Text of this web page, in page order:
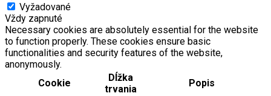
Vyžadované
Vždy zapnuté
Necessary cookies are absolutely essential for the website
to function properly. These cookies ensure basic
functionalities and security features of the website,
anonymously.
Cookie
Dĺžka
trvania
Popis